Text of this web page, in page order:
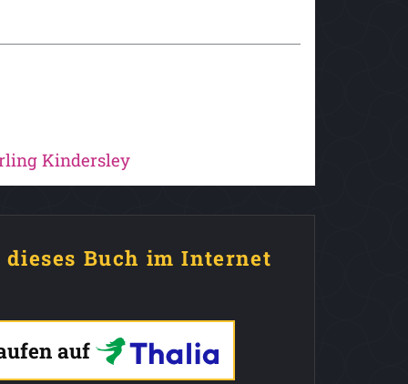
Kindersley
dieses Buch im Internet
auf